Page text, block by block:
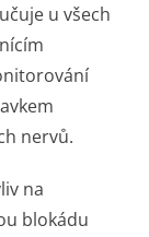
u všech
nervů.
na
blokádu